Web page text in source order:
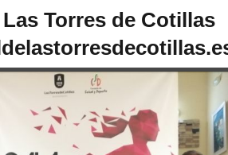
Torres de Cotillas